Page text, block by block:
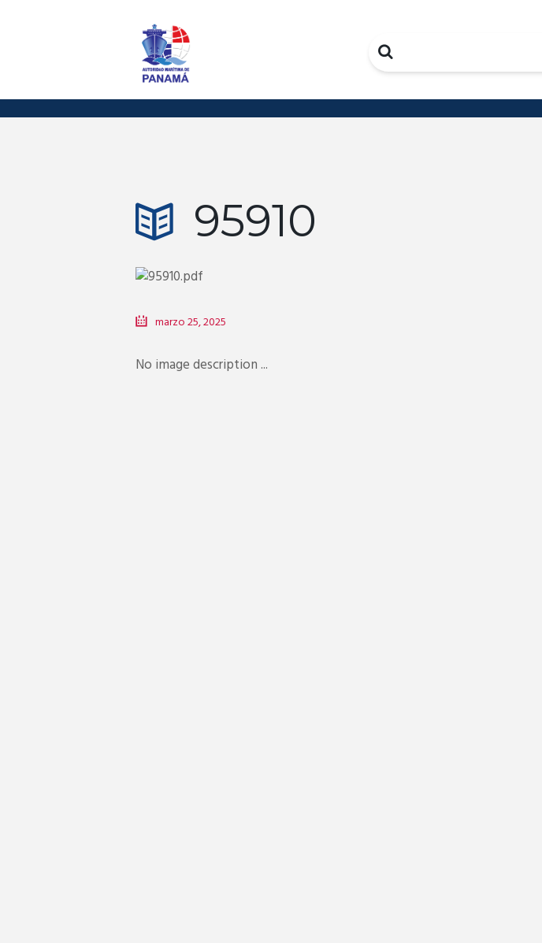
Search
95910
marzo 25, 2025
No image description ...